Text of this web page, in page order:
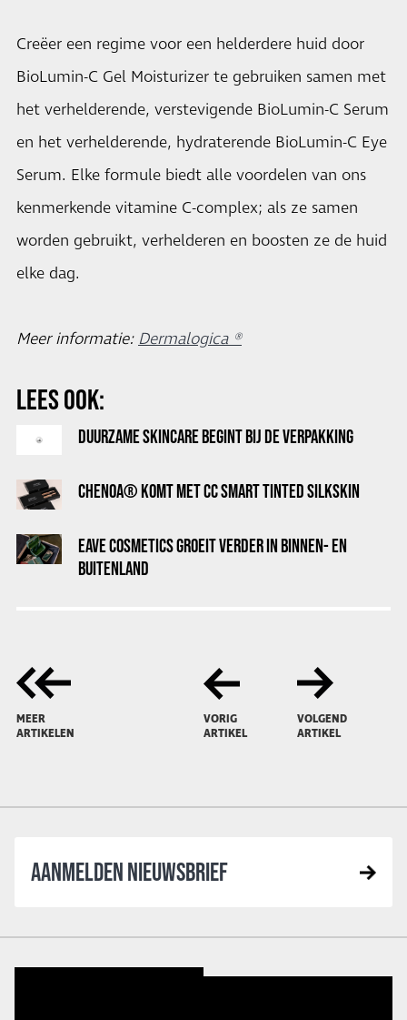
Creëer een regime voor een helderdere huid door
BioLumin-C Gel Moisturizer te gebruiken samen met
het verhelderende, verstevigende BioLumin-C Serum
en het verhelderende, hydraterende BioLumin-C Eye
Serum. Elke formule biedt alle voordelen van ons
kenmerkende vitamine C-complex; als ze samen
worden gebruikt, verhelderen en boosten ze de huid
elke dag.
Meer informatie:Dermalogica ®
LEES OOK:
DUURZAME SKINCARE BEGINT BIJ DE VERPAKKING
CHENOA® KOMT MET CC SMART TINTED SILKSKIN
EAVE COSMETICS GROEIT VERDER IN BINNEN- EN
BUITENLAND
MEER
ARTIKELEN
VORIG
ARTIKEL
VOLGEND
ARTIKEL
AANMELDEN NIEUWSBRIEF